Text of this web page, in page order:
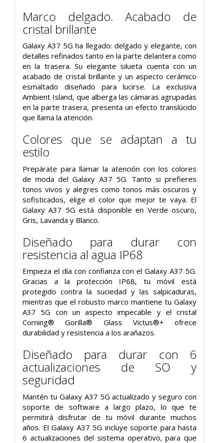
Marco delgado. Acabado de
cristal brillante
Galaxy A37 5G ha llegado: delgado y elegante, con
detalles refinados tanto en la parte delantera como
en la trasera. Su elegante silueta cuenta con un
acabado de cristal brillante y un aspecto cerámico
esmaltado diseñado para lucirse. La exclusiva
Ambient Island, que alberga las cámaras agrupadas
en la parte trasera, presenta un efecto translúcido
que llama la atención.
Colores que se adaptan a tu
estilo
Prepárate para llamar la atención con los colores
de moda del Galaxy A37 5G. Tanto si prefieres
tonos vivos y alegres como tonos más oscuros y
sofisticados, elige el color que mejor te vaya. El
Galaxy A37 5G está disponible en Verde oscuro,
Gris, Lavanda y Blanco.
Diseñado para durar con
resistencia al agua IP68
Empieza el día con confianza con el Galaxy A37 5G.
Gracias a la protección IP68, tu móvil está
protegido contra la suciedad y las salpicaduras,
mientras que el robusto marco mantiene tu Galaxy
A37 5G con un aspecto impecable y el cristal
Corning® Gorilla® Glass Victus®+ ofrece
durabilidad y resistencia a los arañazos.
Diseñado para durar con 6
actualizaciones de SO y
seguridad
Mantén tu Galaxy A37 5G actualizado y seguro con
soporte de software a largo plazo, lo que te
permitirá disfrutar de tu móvil durante muchos
años. El Galaxy A37 5G incluye soporte para hasta
6 actualizaciones del sistema operativo, para que